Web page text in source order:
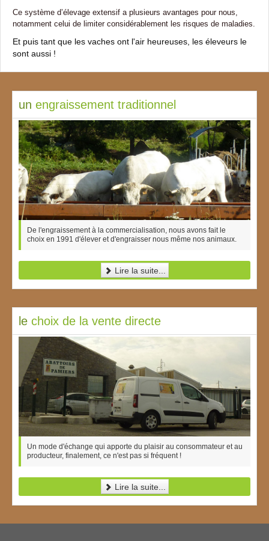
Ce système d’élevage extensif a plusieurs avantages pour nous,
notamment celui de limiter considérablement les risques de maladies.
Et puis tant que les vaches ont l'air heureuses, les éleveurs le
sont aussi !
un engraissement traditionnel
De l'engraissement à la commercialisation, nous avons fait le
choix en 1991 d'élever et d'engraisser nous même nos animaux.
Lire la suite...
le choix de la vente directe
Un mode d'échange qui apporte du plaisir au consommateur et au
producteur, finalement, ce n'est pas si fréquent !
Lire la suite...